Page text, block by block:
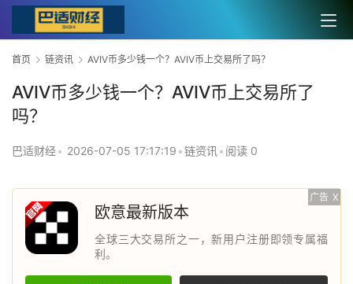
首页 链资讯 AVIV币多少钱一个？AVIV币上交易所了吗？
AVIV币多少钱一个？AVIV币上交易所了
吗？
巴适财经• 2026-07-05 17:17:19 •链资讯 • 阅读 0
广告 X
欧意最新版本
全球三大交易所之一，新用户注册即领专属福
利。